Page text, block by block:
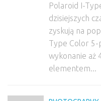
Polaroid I-
dzisiejszych
zyskują na
Type Color 5-
wykonanie aż
elementem...